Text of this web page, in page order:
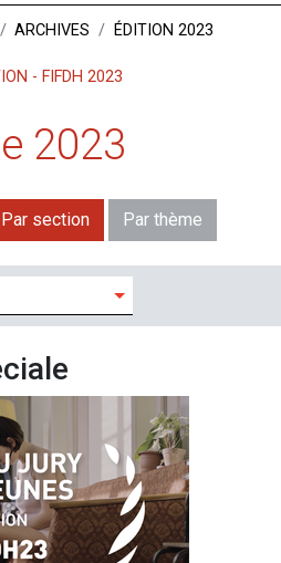
ARCHIVES
ÉDITION 2023
- FIFDH 2023
2023
Par section Par thème